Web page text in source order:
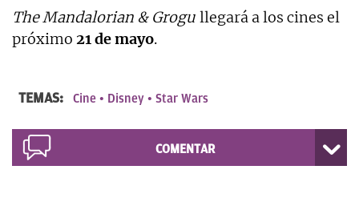
The Mandalorian & Grogu llegará a los cines el
próximo 21 de mayo.
TEMAS: Cine Disney Star Wars
COMENTAR